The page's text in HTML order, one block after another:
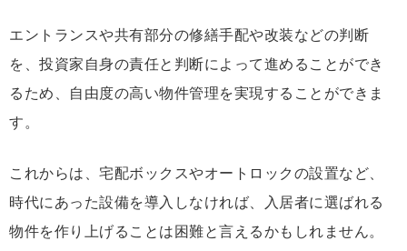
エントランスや共有部分の修繕手配や改装などの判断
を、投資家自身の責任と判断によって進めることができ
るため、自由度の高い物件管理を実現することができま
す。
これからは、宅配ボックスやオートロックの設置など、
時代にあった設備を導入しなければ、入居者に選ばれる
物件を作り上げることは困難と言えるかもしれません。